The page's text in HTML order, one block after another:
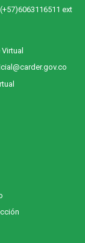
(+57)6063116511 ext